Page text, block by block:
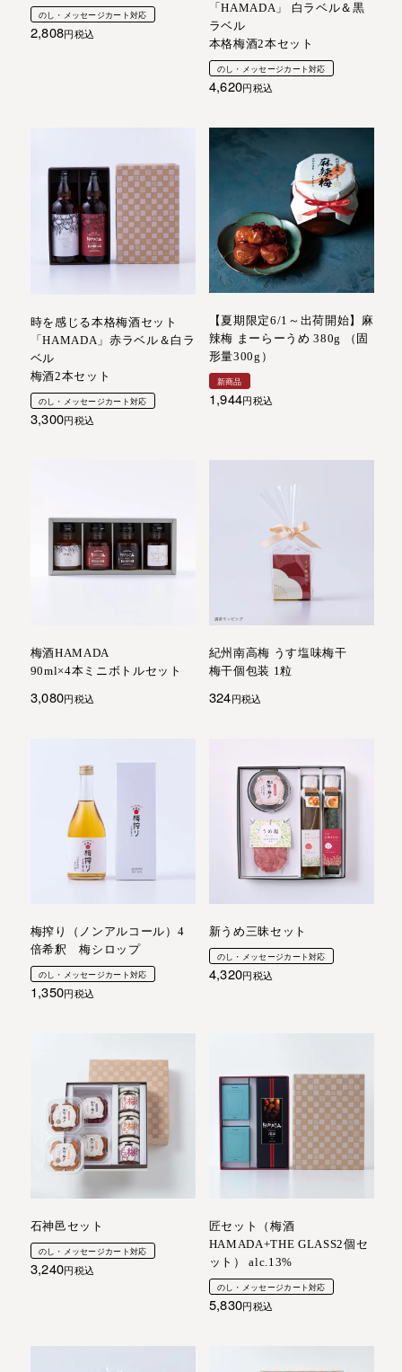
のし・メッセージカート対応
2,808 税込
「HAMADA」 白ラベル＆黒
ラベル
本格梅酒2本セット
のし・メッセージカート対応
4,620 税込
時を感じる本格梅酒セット
「HAMADA」赤ラベル＆白ラ
ベル
梅酒2本セット
のし・メッセージカート対応
3,300 税込
【夏期限定6/1～出荷開始】麻
辣梅 まーらーうめ 380g （固
形量300g）
新商品
1,944 税込
梅酒HAMADA
90ml×4本ミニボトルセット
3,080 税込
紀州南高梅 うす塩味梅干
梅干個包装 1粒
324 税込
梅搾り（ノンアルコール）4
倍希釈 梅シロップ
のし・メッセージカート対応
1,350 税込
新うめ三昧セット
のし・メッセージカート対応
4,320 税込
石神邑セット
のし・メッセージカート対応
3,240 税込
匠セット（梅酒
HAMADA+THE GLASS2個セ
ット） alc.13%
のし・メッセージカート対応
5,830 税込